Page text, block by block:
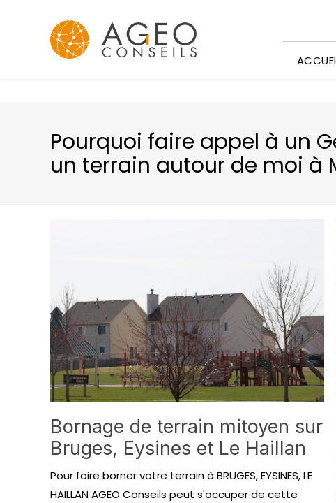
Pourquoi faire appel à un
un terrain autour de moi à
Bornage de terrain mitoyen sur
Bruges, Eysines et Le Haillan
Pour faire borner votre terrain à BRUGES, EYSINES, LE
HAILLAN AGEO Conseils peut s'occuper de cette